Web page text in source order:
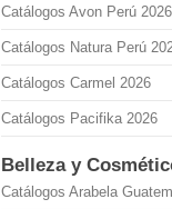
Catálogos Avon Perú 2026
Catálogos Natura Perú
Catálogos Carmel 2026
Catálogos Pacifika 2026
Belleza y
Catálogos Arabela